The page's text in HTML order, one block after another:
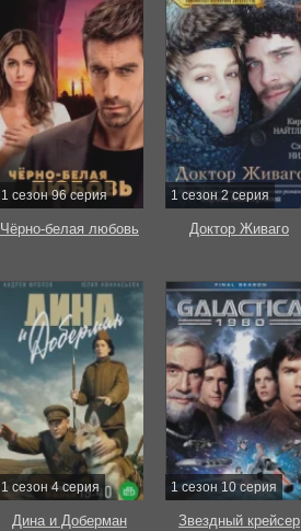
1 сезон 96 серия
Чёрно-белая любовь
1 сезон 2 серия
Доктор Живаго
1 сезон 4 серия
Дина и Доберман
1 сезон 10 серия
Звездный крейсер